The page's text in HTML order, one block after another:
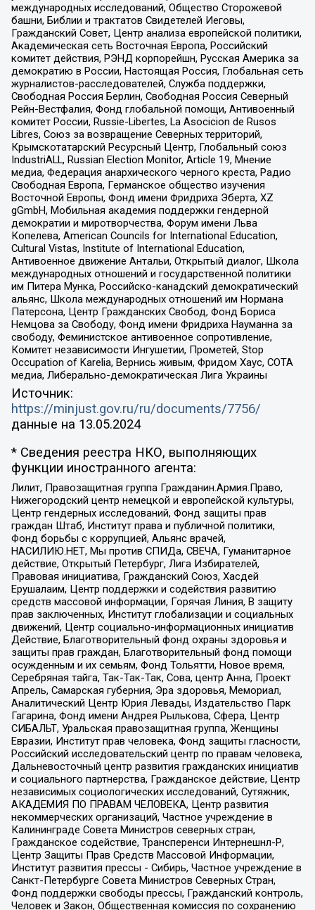
международных исследований, Общество Сторожевой
башни, Библии и трактатов Свидетелей Иеговы,
Гражданский Совет, Центр анализа европейской политики,
Академическая сеть Восточная Европа, Российский
комитет действия, РЭНД корпорейшн, Русская Америка за
демократию в России, Настоящая Россия, Глобальная сеть
журналистов-расследователей, Служба поддержки,
Свободная Россия Берлин, Свободная Россия Северный
Рейн-Вестфалия, Фонд глобальной помощи, Антивоенный
комитет России, Russie-Libertes, La Asocicion de Rusos
Libres, Союз за возвращение Северных территорий,
Крымскотатарский Ресурсный Центр, Глобальный союз
IndustriALL, Russian Election Monitor, Article 19, Мнение
медиа, Федерация анархического черного креста, Радио
Свободная Европа, Германское общество изучения
Восточной Европы, Фонд имени Фридриха Эберта, XZ
gGmbH, Мобильная академия поддержки гендерной
демократии и миротворчества, Форум имени Льва
Копелева, American Councils for International Education,
Cultural Vistas, Institute of International Education,
Антивоенное движение Антальи, Открытый диалог, Школа
международных отношений и государственной политики
им Питера Мунка, Российско-канадский демократический
альянс, Школа международных отношений им Нормана
Патерсона, Центр Гражданских Свобод, Фонд Бориса
Немцова за Свободу, Фонд имени Фридриха Науманна за
свободу, Феминистское антивоенное сопротивление,
Комитет независимости Ингушетии, Прометей, Stop
Occupation of Karelia, Вернись живым, Фридом Хаус, СОТА
медиа, Либерально-демократическая Лига Украины
Источник:
https://minjust.gov.ru/ru/documents/7756/
данные на 13.05.2024
* Сведения реестра НКО, выполняющих
функции иностранного агента:
Лилит, Правозащитная группа Гражданин.Армия.Право,
Нижегородский центр немецкой и европейской культуры,
Центр гендерных исследований, Фонд защиты прав
граждан Штаб, Институт права и публичной политики,
Фонд борьбы с коррупцией, Альянс врачей,
НАСИЛИЮ.НЕТ, Мы против СПИДа, СВЕЧА, Гуманитарное
действие, Открытый Петербург, Лига Избирателей,
Правовая инициатива, Гражданский Союз, Хасдей
Ерушалаим, Центр поддержки и содействия развитию
средств массовой информации, Горячая Линия, В защиту
прав заключенных, Институт глобализации и социальных
движений, Центр социально-информационных инициатив
Действие, Благотворительный фонд охраны здоровья и
защиты прав граждан, Благотворительный фонд помощи
осужденным и их семьям, Фонд Тольятти, Новое время,
Серебряная тайга, Так-Так-Так, Сова, центр Анна, Проект
Апрель, Самарская губерния, Эра здоровья, Мемориал,
Аналитический Центр Юрия Левады, Издательство Парк
Гагарина, Фонд имени Андрея Рылькова, Сфера, Центр
СИБАЛЬТ, Уральская правозащитная группа, Женщины
Евразии, Институт прав человека, Фонд защиты гласности,
Российский исследовательский центр по правам человека,
Дальневосточный центр развития гражданских инициатив
и социального партнерства, Гражданское действие, Центр
независимых социологических исследований, Сутяжник,
АКАДЕМИЯ ПО ПРАВАМ ЧЕЛОВЕКА, Центр развития
некоммерческих организаций, Частное учреждение в
Калининграде Совета Министров северных стран,
Гражданское содействие, Трансперенси Интернешнл-Р,
Центр Защиты Прав Средств Массовой Информации,
Институт развития прессы - Сибирь, Частное учреждение в
Санкт-Петербурге Совета Министров Северных Стран,
Фонд поддержки свободы прессы, Гражданский контроль,
Человек и Закон, Общественная комиссия по сохранению